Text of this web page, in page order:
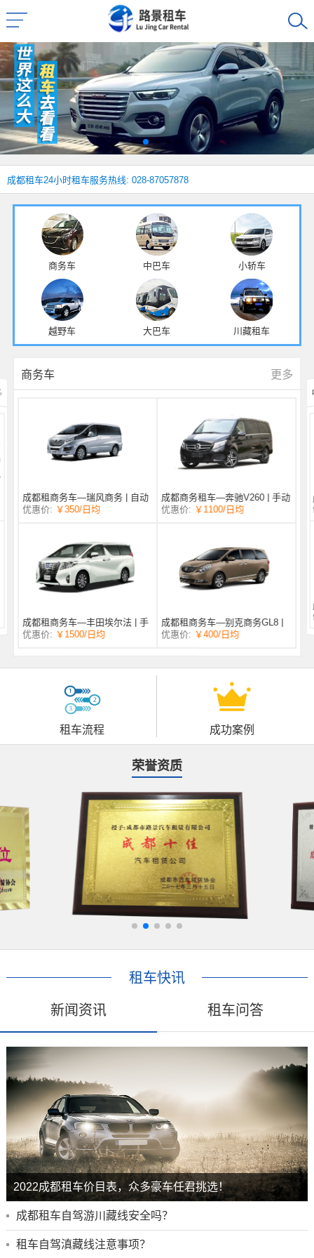
成都租车24小时租车服务热线: 028-87057878
商务车 中巴车 小轿车
越野车 大巴车 川藏租车
商务车 更多
成都租商务车—瑞风商务 | 自动
挡 | 7座
优惠价: ￥350/日均
成都商务租车—奔驰V260 | 手动
挡 |
优惠价: ￥1100/日均
成都租商务车—丰田埃尔法 | 手
自一体 |
优惠价: ￥1500/日均
成都租商务车—别克商务GL8 |
自动挡 | 7座
优惠价: ￥400/日均
租车流程 成功案例
荣誉资质
租车快讯
新闻资讯 租车问答
2022成都租车价目表，众多豪车任君挑选！
成都租车自驾游川藏线安全吗？
租车自驾滇藏线注意事项？